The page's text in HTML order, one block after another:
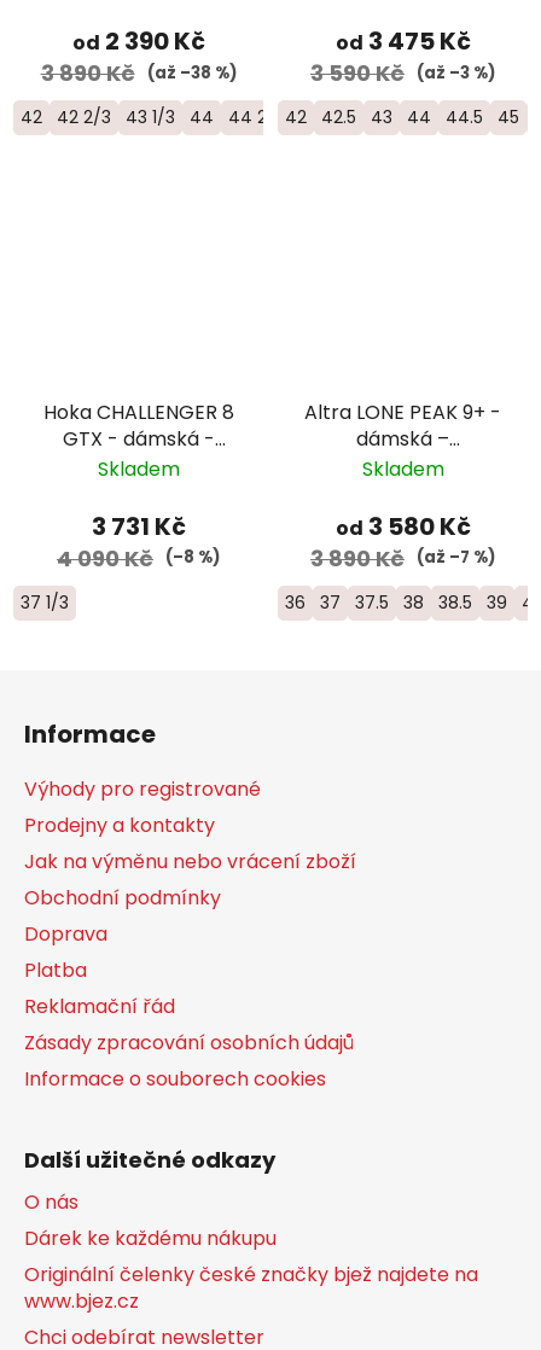
od 2 390 Kč
3 890 Kč (až –38 %)
42 42 2/3 43 1/3 44 44 2/3 45 1/3 46 46 2/3 47 1/3
od 3 475 Kč
3 590 Kč (až –3 %)
42 42.5 43 44 44.5 45
Hoka CHALLENGER 8
GTX - dámská -
černá
Skladem
3 731 Kč
4 090 Kč (–8 %)
37 1/3
Altra LONE PEAK 9+ -
dámská –
černá/oranžová
Skladem
od 3 580 Kč
3 890 Kč (až –7 %)
36 37 37.5 38 38.5 39
Informace
Výhody pro registrované
Prodejny a kontakty
Jak na výměnu nebo vrácení zboží
Obchodní podmínky
Doprava
Platba
Reklamační řád
Zásady zpracování osobních údajů
Informace o souborech cookies
Další užitečné odkazy
O nás
Dárek ke každému nákupu
Originální čelenky české značky bjež najdete na
www.bjez.cz
Chci odebírat newsletter